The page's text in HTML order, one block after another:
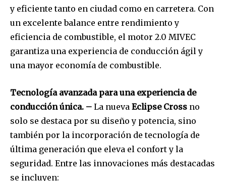
y eficiente tanto en ciudad como en carretera. Con
un excelente balance entre rendimiento y
eficiencia de combustible, el motor 2.0 MIVEC
garantiza una experiencia de conducción ágil y
una mayor economía de combustible.
Tecnología avanzada para una experiencia de
conducción única. – La nueva Eclipse Cross no
solo se destaca por su diseño y potencia, sino
también por la incorporación de tecnología de
última generación que eleva el confort y la
seguridad. Entre las innovaciones más destacadas
se incluyen: